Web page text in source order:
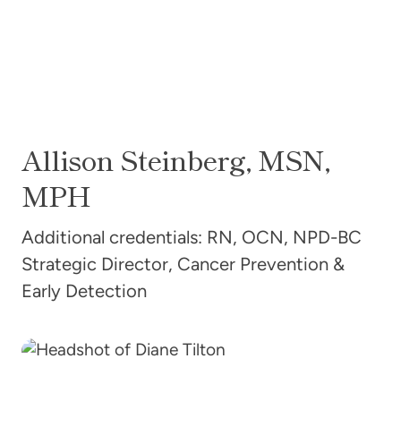
Allison Steinberg, MSN,
MPH
Additional credentials: RN, OCN, NPD-BC
Strategic Director, Cancer Prevention &
Early Detection
黛安·蒂尔顿